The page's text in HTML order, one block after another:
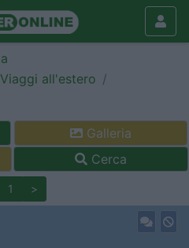
Viaggi all'estero
Galleria
Cerca
1 >